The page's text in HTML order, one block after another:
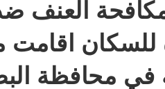
العنف
للسكان
في محافظة